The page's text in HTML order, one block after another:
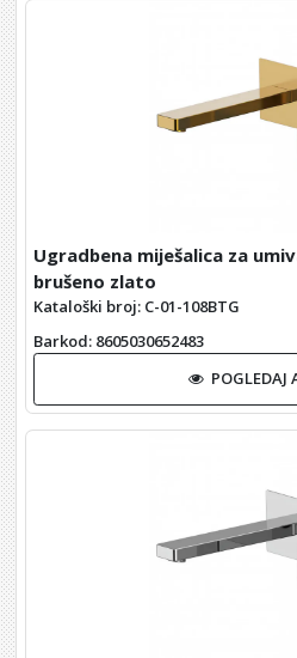
Ugradbena miješalica za
brušeno zlato
Kataloški broj: C-01-108BTG
Barkod: 8605030652483
POGLEDAJ